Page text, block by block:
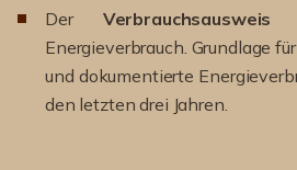
Der Verbrauchsausweis
Energieverbrauch. Grundlage
und dokumentierte
den letzten drei Jahren.